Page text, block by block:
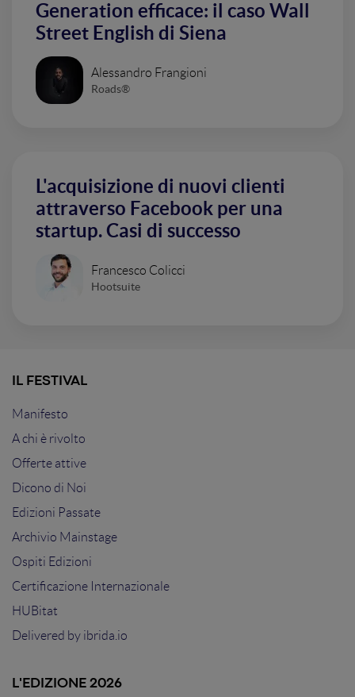
Generation efficace: il caso Wall
Street English di Siena
Alessandro Frangioni
Roads®
L'acquisizione di nuovi clienti
attraverso Facebook per una
startup. Casi di successo
Francesco Colicci
Hootsuite
IL FESTIVAL
Manifesto
A chi è rivolto
Offerte attive
Dicono di Noi
Edizioni Passate
Archivio Mainstage
Ospiti Edizioni
Certificazione Internazionale
HUBitat
Delivered by ibrida.io
L'EDIZIONE 2026